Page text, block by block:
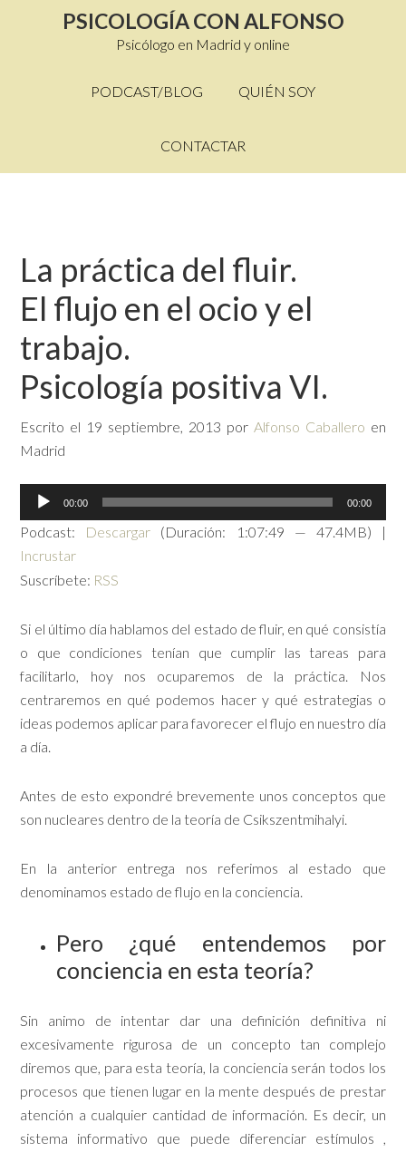
PSICOLOGÍA CON ALFONSO
Psicólogo en Madrid y online
PODCAST/BLOG QUIÉN SOY
CONTACTAR
La práctica del fluir.
El flujo en el ocio y el
trabajo.
Psicología positiva VI.
Escrito el 19 septiembre, 2013 por Alfonso Caballero en
Madrid
Reproductor
de
audio
00:00 00:00
Podcast: Descargar (Duración: 1:07:49 — 47.4MB) |
Incrustar
Suscríbete: RSS
Si el último día hablamos del estado de fluir, en qué consistía
o que condiciones tenían que cumplir las tareas para
facilitarlo, hoy nos ocuparemos de la práctica. Nos
centraremos en qué podemos hacer y qué estrategias o
ideas podemos aplicar para favorecer el flujo en nuestro día
a día.
Antes de esto expondré brevemente unos conceptos que
son nucleares dentro de la teoría de Csikszentmihalyi.
En la anterior entrega nos referimos al estado que
denominamos estado de flujo en la conciencia.
Pero ¿qué entendemos por
conciencia en esta teoría?
Sin animo de intentar dar una definición definitiva ni
excesivamente rigurosa de un concepto tan complejo
diremos que, para esta teoría, la conciencia serán todos los
procesos que tienen lugar en la mente después de prestar
atención a cualquier cantidad de información. Es decir, un
sistema informativo que puede diferenciar estímulos ,